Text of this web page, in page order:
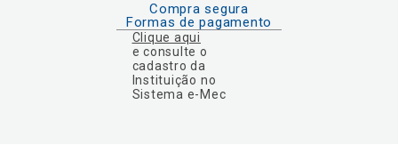
Compra segura
Formas de pagamento
Clique aqui
e consulte o
cadastro da
Instituição no
Sistema e-Mec